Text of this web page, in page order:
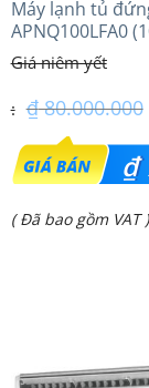
Máy lạnh tủ
APNQ100LFA0
₫80.000.000
Giá
gốc
là:
₫
Giá
₫ 76.200.000.
( Đã bao gồm VAT )